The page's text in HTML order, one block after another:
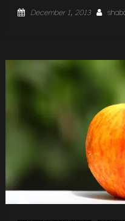
Posted
December 1, 2013